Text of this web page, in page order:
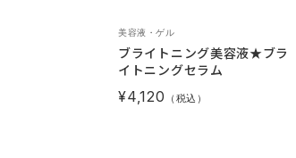
ブライトニング美容液★ブラ
イトニングセラム
美容液・ゲル
¥4,120 （税込）